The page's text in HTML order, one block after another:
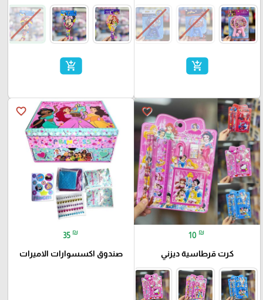
add_shopping_cart
add_shopping_cart
favorite_border
10 ₪
كرت قرطاسية ديزني
favorite_border
35 ₪
صندوق اكسسوارات الاميرات